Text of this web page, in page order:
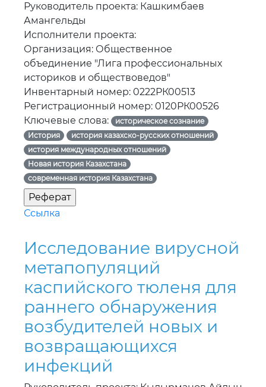
Руководитель проекта: Кашкимбаев
Амангельды
Исполнители проекта:
Организация: Общественное
объединение "Лига профессиональных
историков и обществоведов"
Инвентарный номер: 0222РК00513
Регистрационный номер: 0120РК00526
Ключевые слова:
историческое сознание
История
история казахско-русских отношений
история международных отношений
Новая история Казахстана
современная история Казахстана
Ссылка
Исследование вирусной
метапопуляций
каспийского тюленя для
раннего обнаружения
возбудителей новых и
возвращающихся
инфекций